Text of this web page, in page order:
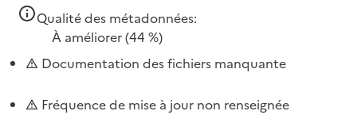
Qualité des métadonnées:
À améliorer(44 %)
Documentation des fichiers manquante
Fréquence de mise à jour non renseignée